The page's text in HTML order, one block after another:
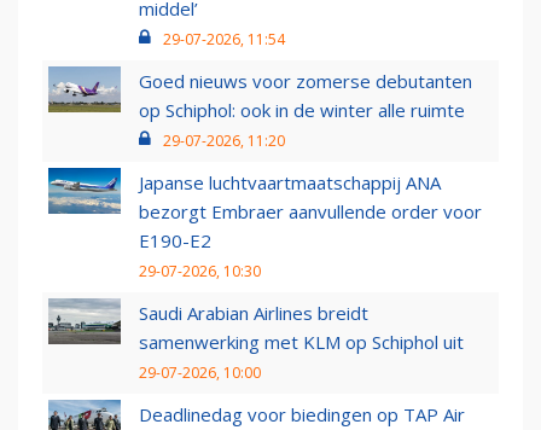
middel’
29-07-2026, 11:54
Goed nieuws voor zomerse debutanten
op Schiphol: ook in de winter alle ruimte
29-07-2026, 11:20
Japanse luchtvaartmaatschappij ANA
bezorgt Embraer aanvullende order voor
E190-E2
29-07-2026, 10:30
Saudi Arabian Airlines breidt
samenwerking met KLM op Schiphol uit
29-07-2026, 10:00
Deadlinedag voor biedingen op TAP Air